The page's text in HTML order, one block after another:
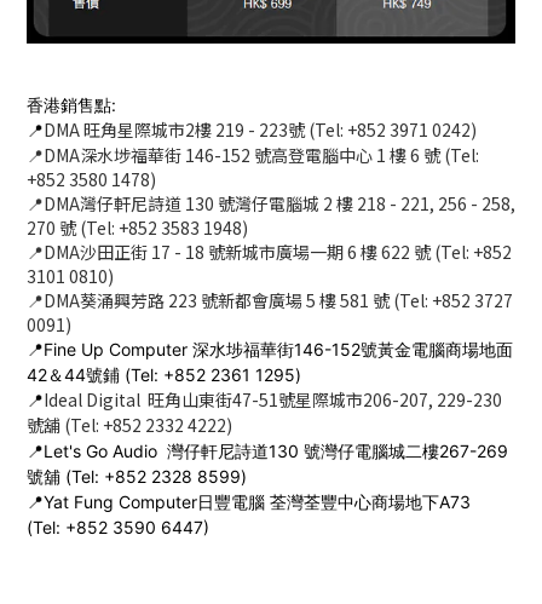
香港銷售點:
📍DMA 旺角星際城市2樓 219 - 223號 (Tel: +852 3971 0242)
📍DMA深水埗福華街 146-152 號高登電腦中心 1 樓 6 號 (Tel:
+852 3580 1478)
📍DMA灣仔軒尼詩道 130 號灣仔電腦城 2 樓 218 - 221, 256 - 258,
270 號 (Tel: +852 3583 1948)
📍DMA沙田正街 17 - 18 號新城市廣場一期 6 樓 622 號 (Tel: +852
3101 0810)
📍DMA葵涌興芳路 223 號新都會廣場 5 樓 581 號 (Tel: +852 3727
0091)
📍Fine Up Computer 深水埗福華街146-152號黃金電腦商場地面
42＆44號鋪 (Tel: +852 2361 1295)
📍Ideal Digital 旺角山東街47-51號星際城市206-207, 229-230
號舖 (Tel: +852 2332 4222)
📍Let's Go Audio 灣仔軒尼詩道130 號灣仔電腦城二樓267-269
號舖 (Tel: +852 2328 8599)
📍Yat Fung Computer日豐電腦 荃灣荃豐中心商場地下A73
(Tel: +852 3590 6447)